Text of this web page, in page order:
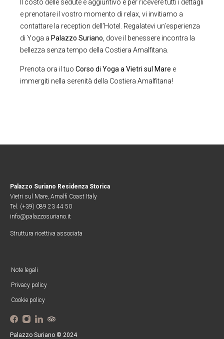
Il costo delle sedute è aggiuntivo e per ricevere tutti i dettagli
e prenotare il vostro momento di relax, vi invitiamo a
contattare la reception dell’Hotel. Regalatevi un’esperienza
di Yoga a Palazzo Suriano , dove il benessere incontra la
bellezza senza tempo della Costiera Amalfitana.
Prenota ora il tuo Corso di Yoga a Vietri sul Mare e
immergiti nella serenità della Costiera Amalfitana!
Palazzo Suriano Residenza Storica
Vietri sul Mare, Amalfi Coast Italy
Tel. (+39) 089 23 44 50
info@palazzosuriano.it
Struttura ricettiva associata
Note legali
Privacy policy
Cookie policy
Palazzo Suriano © 2024